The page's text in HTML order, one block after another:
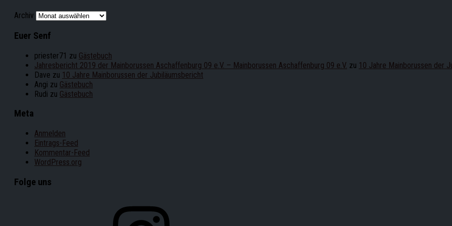
Archiv
Euer Senf
priester71 zu Gästebuch
Jahresbericht 2019 der Mainborussen Aschaffenburg 09 e.V. – Mainborussen Aschaffenburg 09 e.V. zu 10 Jahre Mainborussen der
Dave zu 10 Jahre Mainborussen der Jubiläumsbericht
Angi zu Gästebuch
Rudi zu Gästebuch
Meta
Anmelden
Eintrags-Feed
Kommentar-Feed
WordPress.org
Folge uns